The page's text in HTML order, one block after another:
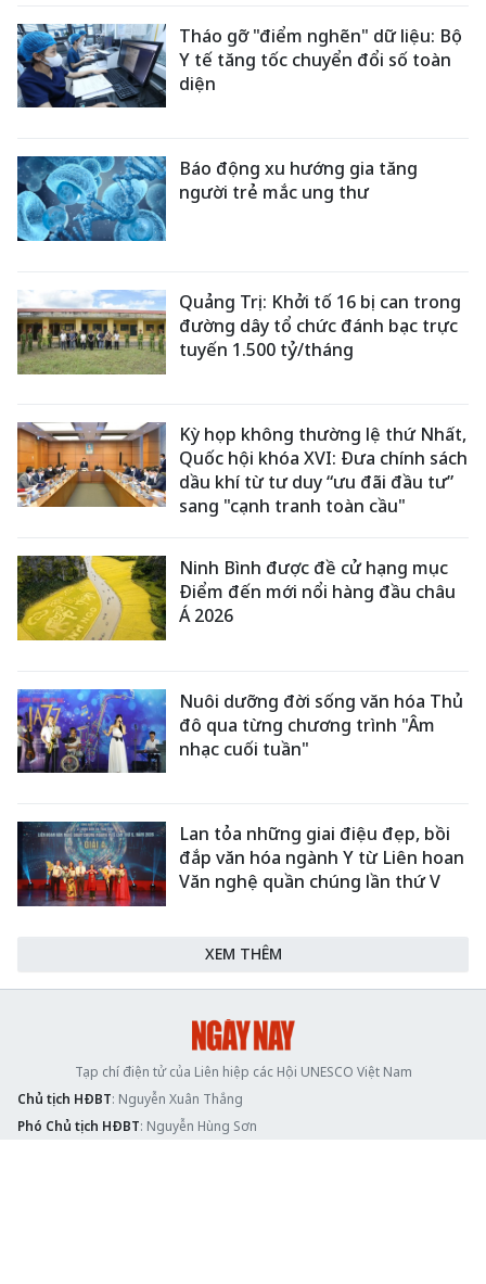
Tháo gỡ "điểm nghẽn" dữ liệu: Bộ
Y tế tăng tốc chuyển đổi số toàn
diện
Báo động xu hướng gia tăng
người trẻ mắc ung thư
Quảng Trị: Khởi tố 16 bị can trong
đường dây tổ chức đánh bạc trực
tuyến 1.500 tỷ/tháng
Kỳ họp không thường lệ thứ Nhất,
Quốc hội khóa XVI: Đưa chính sách
dầu khí từ tư duy “ưu đãi đầu tư”
sang "cạnh tranh toàn cầu"
Ninh Bình được đề cử hạng mục
Điểm đến mới nổi hàng đầu châu
Á 2026
Nuôi dưỡng đời sống văn hóa Thủ
đô qua từng chương trình "Âm
nhạc cuối tuần"
Lan tỏa những giai điệu đẹp, bồi
đắp văn hóa ngành Y từ Liên hoan
Văn nghệ quần chúng lần thứ V
XEM THÊM
Tạp chí điện tử của Liên hiệp các Hội UNESCO Việt Nam
Chủ tịch HĐBT: Nguyễn Xuân Thắng
Phó Chủ tịch HĐBT: Nguyễn Hùng Sơn